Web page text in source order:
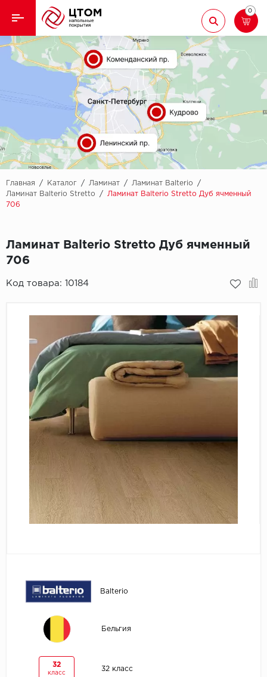
Назад
Кварцвиниловая плитка
Назад
Aberhof
Adelar
Alfa
AllureFloor
Alpine floor
Bonkeel
Classen
Decoria
Dolce Flooring
ECO Parquet
Ламинат
Ковролин
Линолеум
Паркет
Паркетная доска
Подложка
Пробковое покрытие
0
Главная / Каталог / Ламинат / Ламинат Balterio
/
Ламинат Balterio Stretto
/
Ламинат Balterio Stretto Дуб ячменный
706
Ламинат Balterio Stretto Дуб ячменный
706
Код товара: 10184
Balterio
Бельгия
32
класс
32 класс